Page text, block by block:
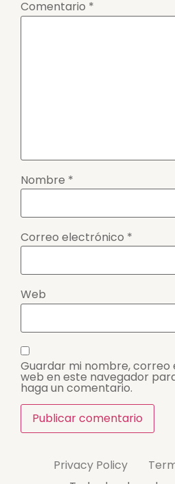
Comentario *
Nombre *
Correo electrónico *
Web
Guardar mi nombre, correo
web en este navegador
haga un comentario.
Privacy Policy